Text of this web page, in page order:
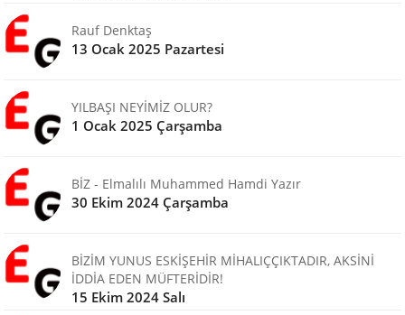
Rauf Denktaş
13 Ocak 2025 Pazartesi
YILBAŞI NEYİMİZ OLUR?
1 Ocak 2025 Çarşamba
BİZ - Elmalılı Muhammed Hamdi Yazır
30 Ekim 2024 Çarşamba
BİZİM YUNUS ESKİŞEHİR MİHALIÇÇIKTADIR, AKSİNİ
İDDİA EDEN MÜFTERİDİR!
15 Ekim 2024 Salı